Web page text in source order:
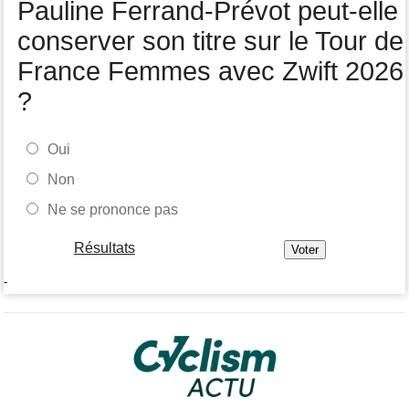
05/08
Tour de Pologne
Jamais 2 sans 3 pour Jonathan Milan, vainqueur de la 3e étape !
Pauline Ferrand-Prévot peut-elle
conserver son titre sur le Tour de
France Femmes avec Zwift 2026
?
Oui
Non
Ne se prononce pas
Résultats
-